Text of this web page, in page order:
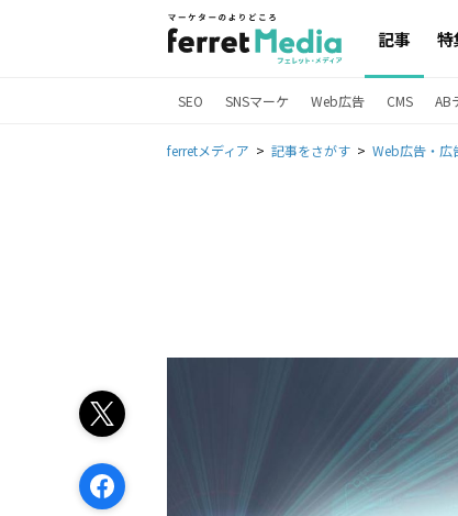
記事 特
SEO SNSマーケ Web広告 CMS AB
ferretメディア 記事をさがす Web広告・広